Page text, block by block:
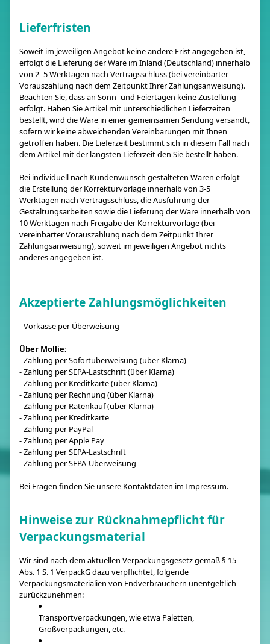
Lieferfristen
Soweit im jeweiligen Angebot keine andere Frist angegeben ist,
erfolgt die Lieferung der Ware im Inland (Deutschland) innerhalb
von 2 -5 Werktagen nach Vertragsschluss (bei vereinbarter
Vorauszahlung nach dem Zeitpunkt Ihrer Zahlungsanweisung).
Beachten Sie, dass an Sonn- und Feiertagen keine Zustellung
erfolgt. Haben Sie Artikel mit unterschiedlichen Lieferzeiten
bestellt, wird die Ware in einer gemeinsamen Sendung versandt,
sofern wir keine abweichenden Vereinbarungen mit Ihnen
getroffen haben. Die Lieferzeit bestimmt sich in diesem Fall nach
dem Artikel mit der längsten Lieferzeit den Sie bestellt haben.
Bei individuell nach Kundenwunsch gestalteten Waren erfolgt
die Erstellung der Korrekturvorlage innerhalb von 3-5
Werktagen nach Vertragsschluss, die Ausführung der
Gestaltungsarbeiten sowie die Lieferung der Ware innerhalb von
10 Werktagen nach Freigabe der Korrekturvorlage (bei
vereinbarter Vorauszahlung nach dem Zeitpunkt Ihrer
Zahlungsanweisung), soweit im jeweiligen Angebot nichts
anderes angegeben ist.
Akzeptierte Zahlungsmöglichkeiten
- Vorkasse per Überweisung
Über Mollie:
- Zahlung per Sofortüberweisung (über Klarna)
- Zahlung per SEPA-Lastschrift (über Klarna)
- Zahlung per Kreditkarte (über Klarna)
- Zahlung per Rechnung (über Klarna)
- Zahlung per Ratenkauf (über Klarna)
- Zahlung per Kreditkarte
- Zahlung per PayPal
- Zahlung per Apple Pay
- Zahlung per SEPA-Lastschrift
- Zahlung per SEPA-Überweisung
Bei Fragen finden Sie unsere Kontaktdaten im Impressum.
Hinweise zur Rücknahmepflicht für
Verpackungsmaterial
Wir sind nach dem aktuellen Verpackungsgesetz gemäß § 15
Abs. 1 S. 1 VerpackG dazu verpflichtet, folgende
Verpackungsmaterialien von Endverbrauchern unentgeltlich
zurückzunehmen:
Transportverpackungen, wie etwa Paletten,
Großverpackungen, etc.